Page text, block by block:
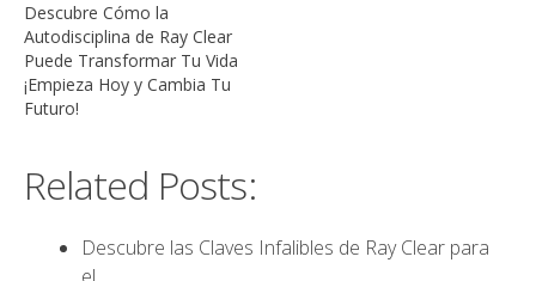
Descubre Cómo la
Autodisciplina de Ray Clear
Puede Transformar Tu Vida
¡Empieza Hoy y Cambia Tu
Futuro!
Related Posts:
Descubre las Claves Infalibles de Ray Clear para